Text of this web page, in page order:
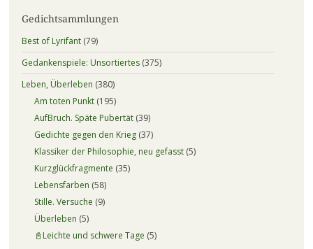
Gedichtsammlungen
Best of Lyrifant(79)
Gedankenspiele: Unsortiertes(375)
Leben, Überleben (380)
Am toten Punkt(195)
AufBruch. Späte Pubertät(39)
Gedichte gegen den Krieg(37)
Klassiker der Philosophie, neu gefasst(5)
Kurzglückfragmente (35)
Lebensfarben (58)
Stille. Versuche (9)
Überleben (5)
📓Leichte und schwere Tage (5)